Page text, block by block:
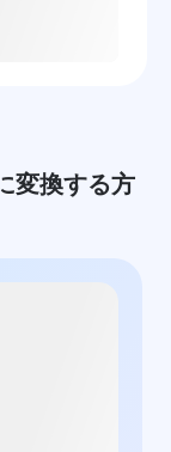
変換する方